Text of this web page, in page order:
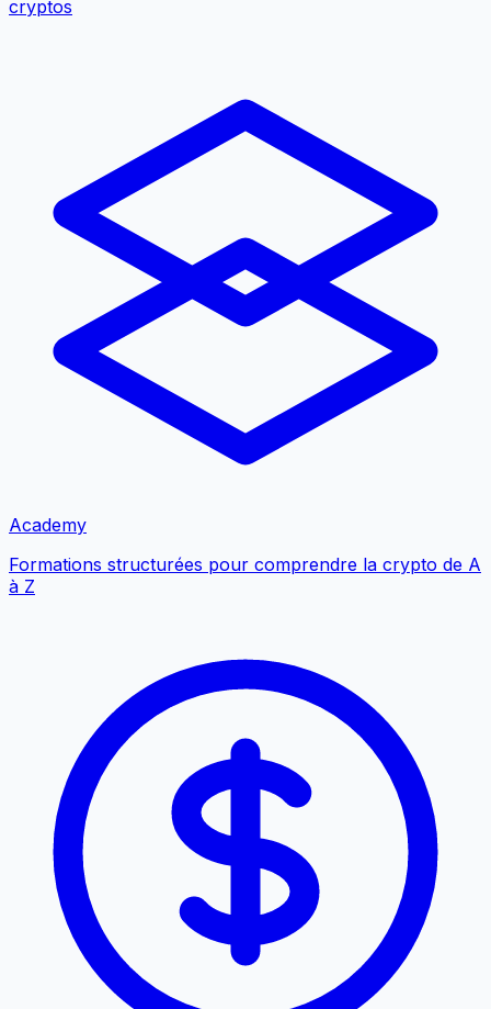
cryptos
Academy
Formations structurées pour comprendre la crypto de A
à Z